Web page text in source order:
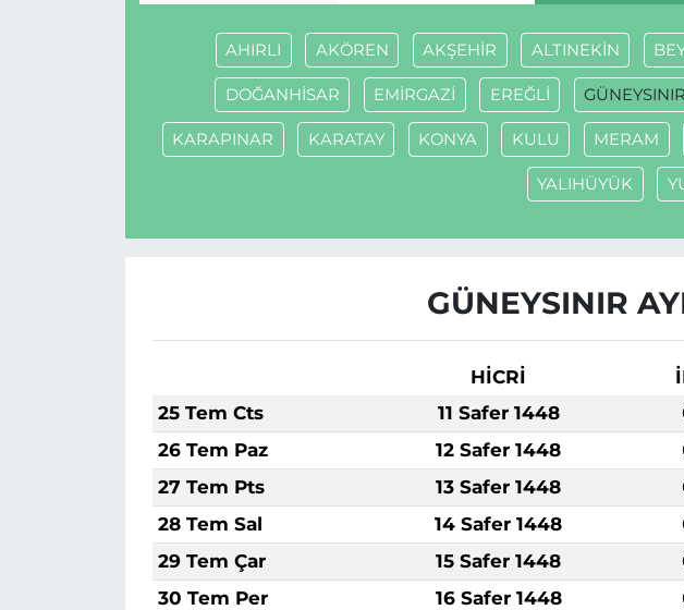
AHIRLI AKÖREN AKŞEHİR ALTINEKİN
DOĞANHİSAR EMİRGAZİ EREĞLİ GÜNEYSINIR
KARAPINAR KARATAY KONYA KULU MERAM
YALIHÜYÜK
GÜNEYSINIR
HİCRİ
25 Tem Cts
11 Safer 1448
26 Tem Paz
12 Safer 1448
27 Tem Pts
13 Safer 1448
28 Tem Sal
14 Safer 1448
29 Tem Çar
15 Safer 1448
30 Tem Per
16 Safer 1448